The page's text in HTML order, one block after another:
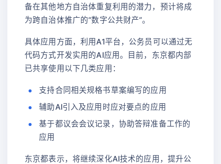
备在其他地方自治体重复利用的潜力，预计将成
为跨自治体推广的“数字公共财产”。
具体应用方面，利用A1平台，公务员可以通过无
代码方式开发实用的AI应用。目前，东京都内部
已共享使用以下几类应用：
支持合同相关规格书草案编写的应用
辅助AI引入及应用时应对要点的应用
基于都议会会议记录，协助答辩准备工作的
应用
东京都表示，将继续深化AI技术的应用，提升公